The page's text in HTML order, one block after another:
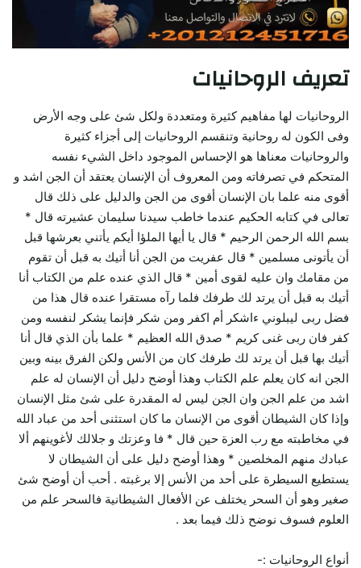
تعريف الروحانيات
الروحانيات لها مفاهيم كثيرة ومتعددة ولكل شئ على وجه الأرض
وفى الكون له روحانية وتنقسم الروحانيات إلى أجزاء كثيرة
والروحانيات معناها هو الإحساس الموجود داخل الشيء نفسه
المتحكم في تصرفاته ومن المعروف أن الإنسان يعتقد أن الجن اشد و
أقوى منه علما بان الإنسان أقوى من الجن والدليل على ذلك قال
تعالى في كتابه الحكيم عندما خاطب سيدنا سليمان عشيرته قال *
بسم الله الرحمن الرحيم * قال يا أيها الملؤا أيكم يأتني بعرشها قبل
أن يأتونى مسلمين * قال عفريت من الجن أنا أتيك به قبل أن تقوم
من مقامك وان عليه لقوى أمين * قال الذي عنده علم من الكتاب أنا
أتيك به قبل أن يرتد لك طرفك فلما رآه مستقرا عنده قال هذا من
فضل ربى ليبلوني ءاشكر أم اكفر ومن شكر فإنما يشكر لنفسه ومن
كفر فان ربى غنى كريم * صدق الله العظيم * علما بأن الذي قال أنا
أتيك بها قبل أن يرتد لك طرفك كان من الأنس ولكن الفرق بينه وبين
الجن انه كان يعلم علم الكتاب وهذا أوضح دليل أن الإنسان له علم
اشد من علم الجن وان الجن ليس له المقدرة على شئ مثل الإنسان
وإذا كان الشيطان أقوى من الإنسان ما كان استثنى أحد من عباد الله
في مخاطبته مع رب العزة حين قال * فا وعزتك و جلالك لأغوينهم ألا
عبادك منهم المخلصين * وهذا أوضح دليل على أن الشيطان لا
يستطيع السيطرة على أحد من الأنس إلا برغبته . أحب أن أوضح شئ
صغير وهو أن السحر يختلف عن الأفعال الشيطانية فالسحر علم من
العلوم فسوف نوضح ذلك فيما بعد .
أنواع الروحانيات :-